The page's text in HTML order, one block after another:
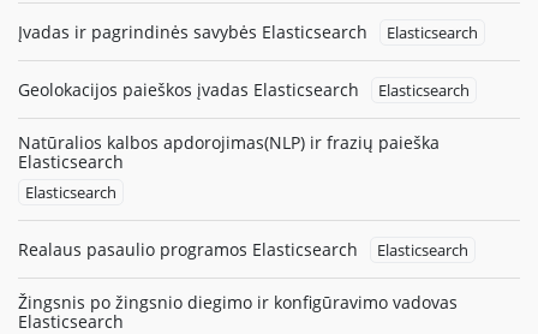
Įvadas ir pagrindinės savybės Elasticsearch Elasticsearch
Geolokacijos paieškos įvadas Elasticsearch Elasticsearch
Natūralios kalbos apdorojimas(NLP) ir frazių paieška
Elasticsearch
Elasticsearch
Realaus pasaulio programos Elasticsearch Elasticsearch
Žingsnis po žingsnio diegimo ir konfigūravimo vadovas
Elasticsearch